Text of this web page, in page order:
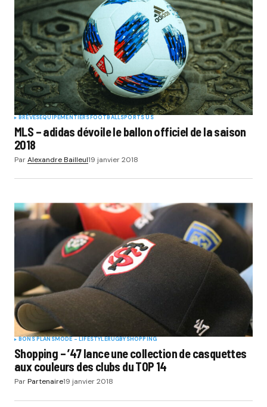
BRÈVESEQUIPEMENTIERSFOOTBALLSPORTS US
MLS – adidas dévoile le ballon officiel de la saison
2018
ParAlexandre Bailleul19 janvier 2018
BONS PLANSMODE - LIFESTYLERUGBYSHOPPING
Shopping – ’47 lance une collection de casquettes
aux couleurs des clubs du TOP 14
ParPartenaire19 janvier 2018